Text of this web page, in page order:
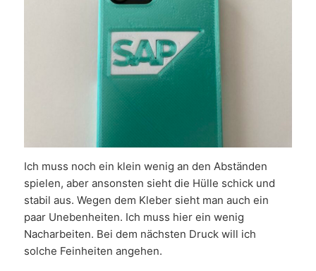
Ich muss noch ein klein wenig an den Abständen
spielen, aber ansonsten sieht die Hülle schick und
stabil aus. Wegen dem Kleber sieht man auch ein
paar Unebenheiten. Ich muss hier ein wenig
Nacharbeiten. Bei dem nächsten Druck will ich
solche Feinheiten angehen.